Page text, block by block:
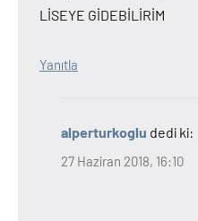
LİSEYE GİDEBİLİRİM
Yanıtla
alperturkoglu dedi ki:
27 Haziran 2018, 16:10